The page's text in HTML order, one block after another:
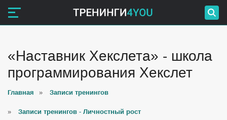
«Наставник Хекслета» - школа
программирования Хекслет
Главная » Записи тренингов
» Записи тренингов - Личностный рост